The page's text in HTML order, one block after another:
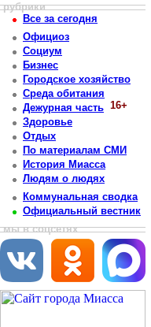
рубрики
Все за сегодня
Официоз
Социум
Бизнес
Городское хозяйство
Среда обитания
Дежурная часть 16+
Здоровье
Отдых
По материалам СМИ
История Миасса
Людям о людях
Коммунальная сводка
Официальный вестник
мы в соцсетях